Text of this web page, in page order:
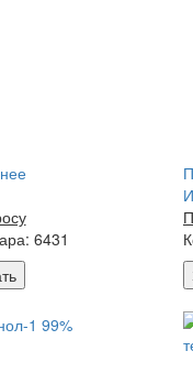
6431